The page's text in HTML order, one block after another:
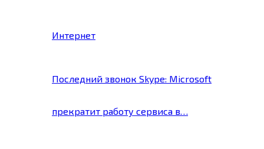
Интернет
Последний звонок Skype: Microsoft
прекратит работу сервиса в…